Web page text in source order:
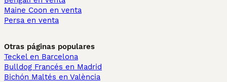
Maine Coon en venta
Persa en venta
Otras páginas populares
Teckel en Barcelona
Bulldog Francés en Madrid
Bichón Maltés en València